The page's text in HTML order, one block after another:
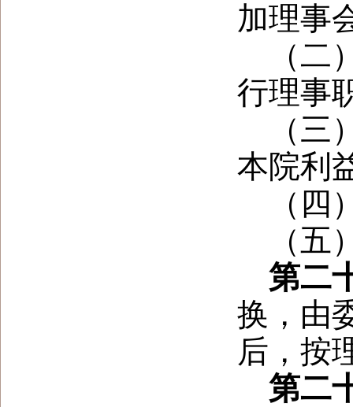
加理事
（
行理事
（
本院利
（
（
第二
换，由
后，按
第二